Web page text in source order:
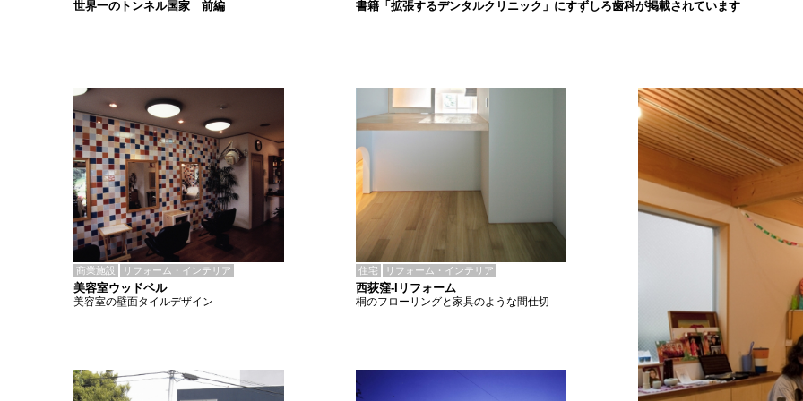
書籍「拡張するデンタルクリニック」にすずしろ歯科が掲載されています
世界一のトンネル国家 前編
商業施設 リフォーム・インテリア
美容室ウッドベル
美容室の壁面タイルデザイン
住宅 リフォーム・インテリア
西荻窪-Iリフォーム
桐のフローリングと家具のような間仕切